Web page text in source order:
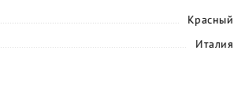
Красный
Италия